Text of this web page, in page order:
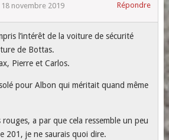
18 novembre 2019 Répondre
l’intérêt de la voiture de sécurité
de Bottas.
Pierre et Carlos.
pour Albon qui méritait quand même
rouges, a par que cela ressemble un peu
201, je ne saurais quoi dire.